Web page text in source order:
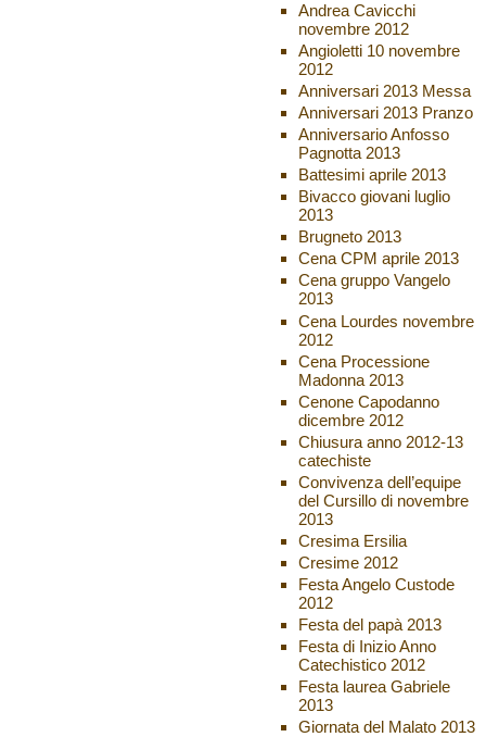
Andrea Cavicchi
novembre 2012
Angioletti 10 novembre
2012
Anniversari 2013 Messa
Anniversari 2013 Pranzo
Anniversario Anfosso
Pagnotta 2013
Battesimi aprile 2013
Bivacco giovani luglio
2013
Brugneto 2013
Cena CPM aprile 2013
Cena gruppo Vangelo
2013
Cena Lourdes novembre
2012
Cena Processione
Madonna 2013
Cenone Capodanno
dicembre 2012
Chiusura anno 2012-13
catechiste
Convivenza dell’equipe
del Cursillo di novembre
2013
Cresima Ersilia
Cresime 2012
Festa Angelo Custode
2012
Festa del papà 2013
Festa di Inizio Anno
Catechistico 2012
Festa laurea Gabriele
2013
Giornata del Malato 2013